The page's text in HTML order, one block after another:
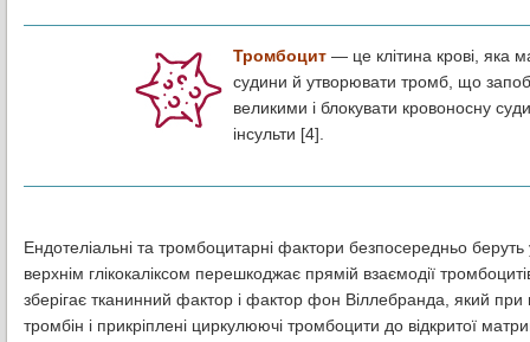
Тромбоцит — це клітина крові, яка
судини й утворювати тромб, що
великими і блокувати кровоносну
інсульти [4].
Ендотеліальні та тромбоцитарні фактори безпосередньо
верхнім глікокаліксом перешкоджає прямій взаємодії
зберігає тканинний фактор і фактор фон Віллебранда, який при
тромбін і прикріплені циркулюючі тромбоцити до відкритої